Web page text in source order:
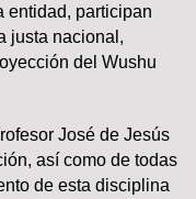
entidad, participan
justa nacional,
del Wushu
José de Jesús
así como de todas
de esta disciplina